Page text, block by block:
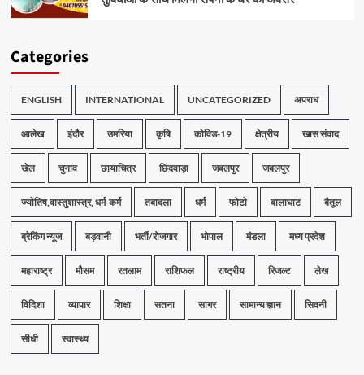
Categories
ENGLISH INTERNATIONAL UNCATEGORIZED अपराध
आलेख इंदौर उमरिया कृषि कोविड-19 क्षेत्रीय खास संवाद
खेल चुनाव छायाचित्र छिंदवाड़ा जबलपुर जबलपुर
ज्योतिष,वास्तुशास्त्र, धर्म-कर्म तबादला धर्म फोटो बालाघाट बैतूल
ब्रेकिंग न्यूज बड़वानी भर्ती/रोजगार भोपाल मंडला मध्य प्रदेश
महाराष्ट्र मौसम रतलाम राशिफल राष्ट्रीय रिजल्ट लेख
विदिशा व्यापार शिक्षा सतना सागर सामान्य ज्ञान सिवनी
सीधी स्वास्थ्य